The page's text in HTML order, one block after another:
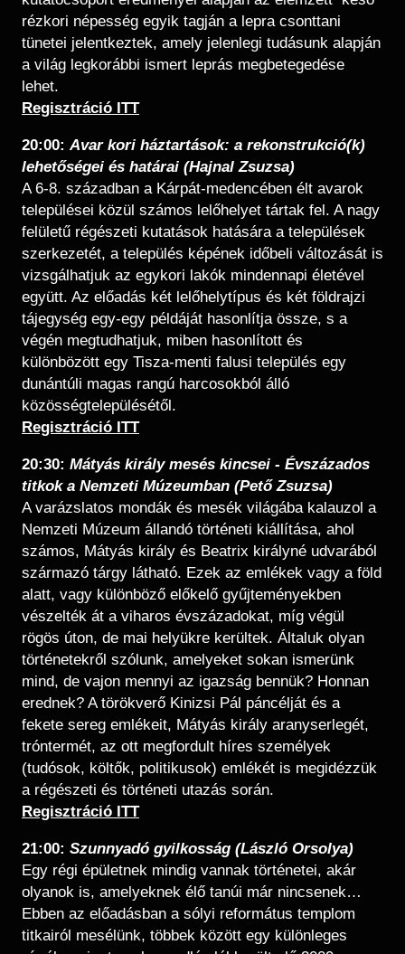
rézkori népesség egyik tagján a lepra csonttani
tünetei jelentkeztek, amely jelenlegi tudásunk alapján
a világ legkorábbi ismert leprás megbetegedése
lehet.
​Regisztráció ITT
20:00: Avar kori háztartások: a rekonstrukció(k)
lehetőségei és határai (Hajnal Zsuzsa)
A 6-8. században a Kárpát-medencében élt avarok
települései közül számos lelőhelyet tártak fel. A nagy
felületű régészeti kutatások hatására a települések
szerkezetét, a település képének időbeli változását is
vizsgálhatjuk az egykori lakók mindennapi életével
együtt. Az előadás két lelőhelytípus és két földrajzi
tájegység egy-egy példáját hasonlítja össze, s a
végén megtudhatjuk, miben hasonlított és
különbözött egy Tisza-menti falusi település egy
dunántúli magas rangú harcosokból álló
közösségtelepülésétől.
​Regisztráció ITT
20:30: Mátyás király mesés kincsei - Évszázados
titkok a Nemzeti Múzeumban (Pető Zsuzsa)
A varázslatos mondák és mesék világába kalauzol a
Nemzeti Múzeum állandó történeti kiállítása, ahol
számos, Mátyás király és Beatrix királyné udvarából
származó tárgy látható. Ezek az emlékek vagy a föld
alatt, vagy különböző előkelő gyűjteményekben
vészelték át a viharos évszázadokat, míg végül
rögös úton, de mai helyükre kerültek. Általuk olyan
történetekről szólunk, amelyeket sokan ismerünk
mind, de vajon mennyi az igazság bennük? Honnan
erednek? A törökverő Kinizsi Pál páncélját és a
fekete sereg emlékeit, Mátyás király aranyserlegét,
tróntermét, az ott megfordult híres személyek
(tudósok, költők, politikusok) emlékét is megidézzük
a régészeti és történeti utazás során.
​Regisztráció ITT
21:00: Szunnyadó gyilkosság (László Orsolya)
Egy régi épületnek mindig vannak történetei, akár
olyanok is, amelyeknek élő tanúi már nincsenek…
Ebben az előadásban a sólyi református templom
titkairól mesélünk, többek között egy különleges